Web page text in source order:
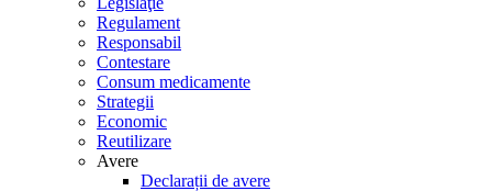
Regulament
Responsabil
Contestare
Consum medicamente
Strategii
Economic
Reutilizare
Avere
Declarații de avere